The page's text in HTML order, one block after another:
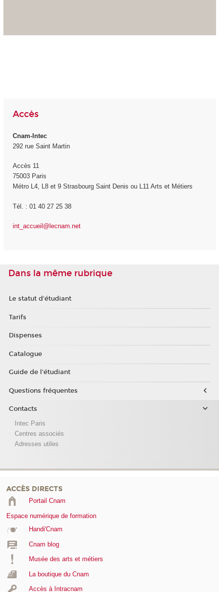
Accès
Cnam-Intec
292 rue Saint Martin
Accès 11
75003 Paris
Métro L4, L8 et 9 Strasbourg Saint Denis ou L11 Arts et Métiers
Tél. : 01 40 27 25 38
int_accueil@lecnam.net
Dans la même rubrique
Le statut d'étudiant
Tarifs
Dispenses
Catalogue
Guide de l'étudiant
Questions fréquentes
Contacts
Intec Paris
Centres associés
Adresses utiles
ACCÈS DIRECTS
Portail Cnam
Espace numérique de formation
Handi'Cnam
Cnam blog
Musée des arts et métiers
La boutique du Cnam
Accès à Intracnam